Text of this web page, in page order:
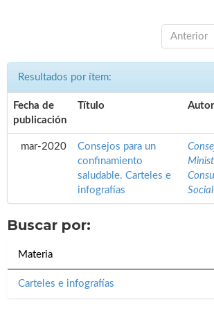
Anterior
Resultados por ítem:
Fecha de
publicación
Título
mar-2020
Consejos para un
confinamiento
saludable. Carteles e
infografías
Social
Buscar por:
Materia
Carteles e infografías